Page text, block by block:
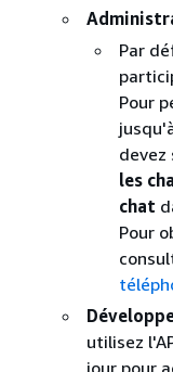
Par
Pour
devez
les
chat
Pour
utilisez
jour pour